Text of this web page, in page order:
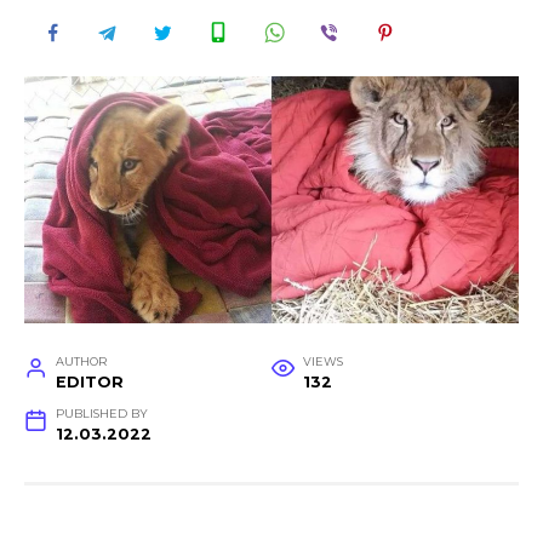
AUTHOR
EDITOR
VIEWS
132
PUBLISHED BY
12.03.2022